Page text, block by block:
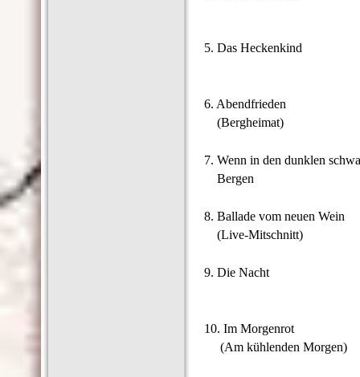
5. Das Heckenkind
6. Abendfrieden
(Bergheimat)
7. Wenn in den dunklen
Bergen
8. Ballade vom neuen Wein
(Live-Mitschnitt)
9. Die Nacht
10. Im Morgenrot
(Am kühlenden Morgen)